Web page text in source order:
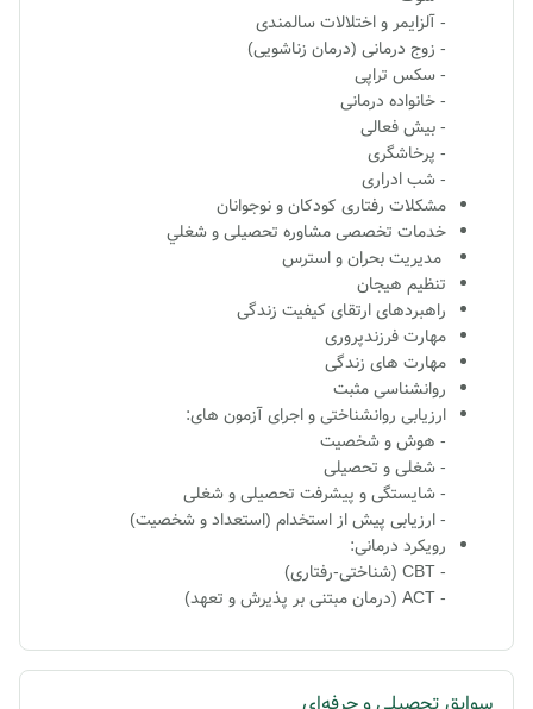
- آلزایمر و اختلالات سالمندی
- زوج درمانی (درمان زناشویی)
- سکس تراپی
- خانواده درمانی
- بیش فعالی
- پرخاشگری
- شب ادراری
مشکلات رفتاری کودکان و نوجوانان
خدمات تخصصی مشاوره تحصيلی و شغلي
مديريت بحران و استرس
تنظيم هيجان
راهبردهای ارتقای کيفيت زندگی
مهارت فرزندپروری
مهارت های زندگی
روانشناسی مثبت
ارزيابی روانشناختی و اجرای آزمون های:
- هوش و شخصيت
- شغلی و تحصيلی
- شايستگی و پيشرفت تحصيلی و شغلی
- ارزيابی پيش از استخدام (استعداد و شخصيت)
رویکرد درمانی:
- CBT (شناختی-رفتاری)
- ACT (درمان مبتنی بر پذیرش و تعهد)